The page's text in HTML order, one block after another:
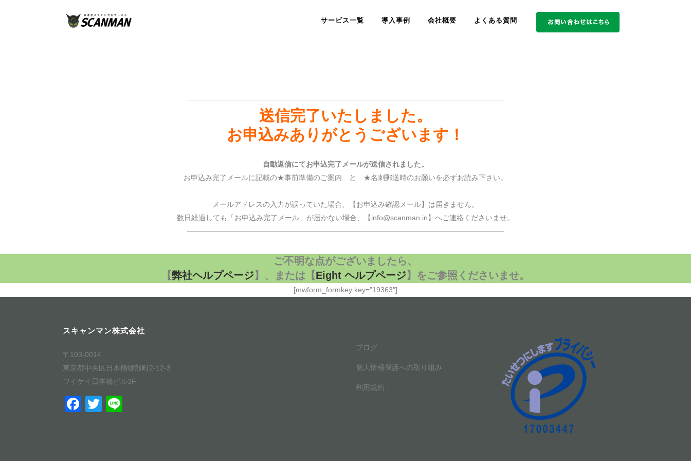
サービス一覧 導入事例 会社概要 よくある質問
————————————————————————————————————————————
送信完了いたしました。
お申込みありがとうございます！
自動返信にてお申込完了メールが送信されました。
お申込み完了メールに記載の★事前準備のご案内 と ★名刺郵送時のお願いを必ずお読み下さい。
メールアドレスの入力が誤っていた場合、【お申込み確認メール】は届きません。
数日経過しても「お申込み完了メール」が届かない場合、【info@scanman.in】へご連絡くださいませ。
————————————————————————————————————————————
ご不明な点がございましたら、
【弊社ヘルプページ 】、または【Eight ヘルプページ 】をご参照くださいませ。
[mwform_formkey key=”19363″]
スキャンマン株式会社
〒103-0014
東京都中央区日本橋蛎殻町2-12-3
ワイケイ日本橋ビル3F
F
T
ブログ
個人情報保護への取り組み
利用規約